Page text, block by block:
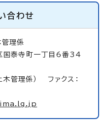
合わせ
管理係
泰寺町一丁目6番34
管理係） ファクス：